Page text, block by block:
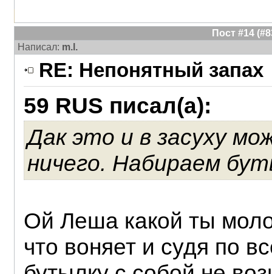
Пост #14
Написал: m.l.
RE: Непонятный запах
59 RUS писал(а):
Дак это и в засуху
ничего. Набираем
Ой Леша какой ты
что воняет и судя по